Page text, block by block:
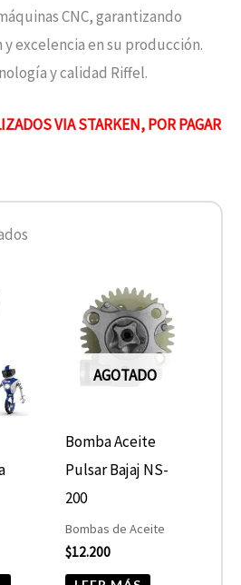
CNC, garantizando
excelencia en su producción.
y calidad Riffel.
VIA STARKEN, POR PAGAR
AGOTADO
Bomba Aceite
Pulsar Bajaj NS-
200
Bombas de Aceite
$12.200